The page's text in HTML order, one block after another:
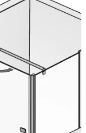
aan zijpaneel
verkorte